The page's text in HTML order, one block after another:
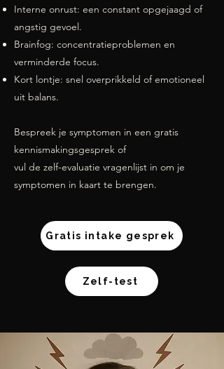
Interne onrust: een constant opgejaagd of
angstig gevoel.
Brainfog: concentratieproblemen en
verminderde focus.
Kort lontje: snel overprikkeld of emotioneel
uit balans.
Bespreek je symptomen in een gratis
kennismakingsgesprek of
vul de zelf-evaluatie vragenlijst in om je
symptomen in kaart te brengen.
Gratis intake gesprek
Zelf-test